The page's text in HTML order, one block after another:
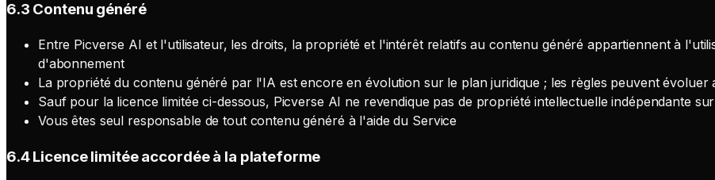
6.3 Contenu généré
Entre Picverse AI et l'utilisateur, les droits, la propriété et l'intérêt relatifs au contenu généré appartiennent à
d'abonnement
La propriété du contenu généré par l'IA est encore en évolution sur le plan juridique ; les règles peuvent
Sauf pour la licence limitée ci-dessous, Picverse AI ne revendique pas de propriété intellectuelle indépendante
Vous êtes seul responsable de tout contenu généré à l'aide du Service
6.4 Licence limitée accordée à la plateforme